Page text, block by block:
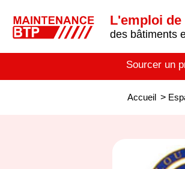
L'emploi
des bâtiments
Sourcer un
Accueil >